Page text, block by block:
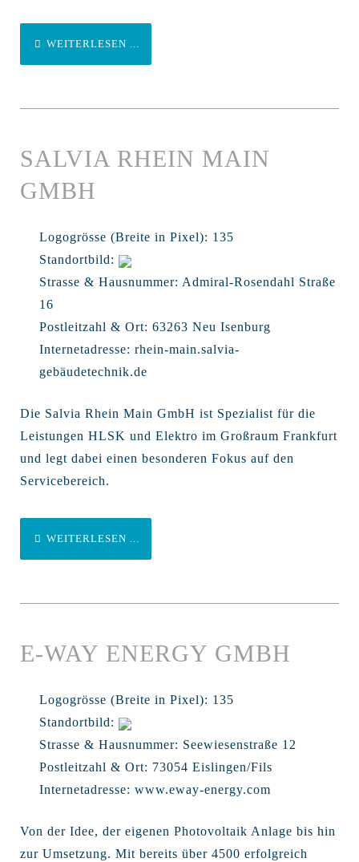
WEITERLESEN ...
SALVIA RHEIN MAIN
GMBH
Logogrösse (Breite in Pixel): 135
Standortbild:
Strasse & Hausnummer: Admiral-Rosendahl Straße
16
Postleitzahl & Ort: 63263 Neu Isenburg
Internetadresse: rhein-main.salvia-
gebäudetechnik.de
Die Salvia Rhein Main GmbH ist Spezialist für die
Leistungen HLSK und Elektro im Großraum Frankfurt
und legt dabei einen besonderen Fokus auf den
Servicebereich.
WEITERLESEN ...
E-WAY ENERGY GMBH
Logogrösse (Breite in Pixel): 135
Standortbild:
Strasse & Hausnummer: Seewiesenstraße 12
Postleitzahl & Ort: 73054 Eislingen/Fils
Internetadresse: www.eway-energy.com
Von der Idee, der eigenen Photovoltaik Anlage bis hin
zur Umsetzung. Mit bereits über 4500 erfolgreich